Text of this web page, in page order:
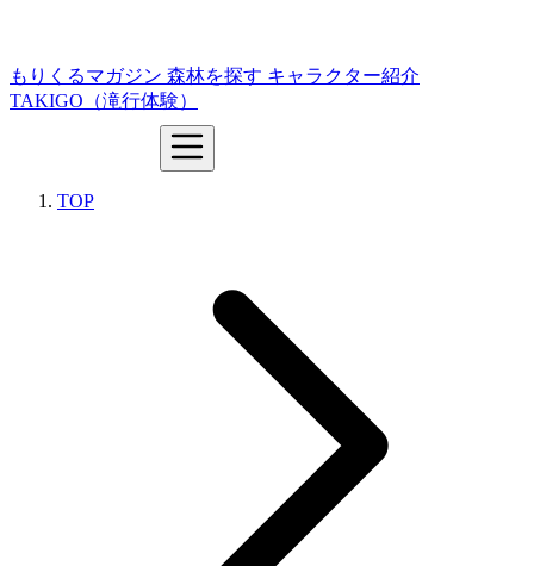
もりくるマガジン 森林を探す キャラクター紹介
TAKIGO（滝行体験）
TOP